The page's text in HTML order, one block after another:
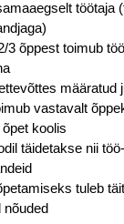
töötaja
3 õppest toimub
määratud
vastavalt
koolis
täidetakse nii
tuleb
nõuded